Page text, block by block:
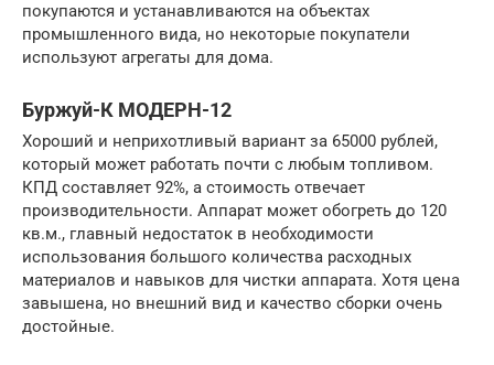
покупаются и устанавливаются на объектах
промышленного вида, но некоторые покупатели
используют агрегаты для дома.
Буржуй-К МОДЕРН-12
Хороший и неприхотливый вариант за 65000 рублей,
который может работать почти с любым топливом.
КПД составляет 92%, а стоимость отвечает
производительности. Аппарат может обогреть до 120
кв.м., главный недостаток в необходимости
использования большого количества расходных
материалов и навыков для чистки аппарата. Хотя цена
завышена, но внешний вид и качество сборки очень
достойные.